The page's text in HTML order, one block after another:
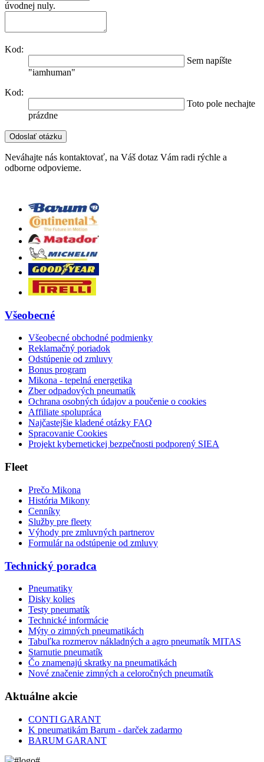
úvodnej nuly.
Kod:
Sem napíšte
"iamhuman"
Kod:
Toto pole nechajte
prázdne
Neváhajte nás kontaktovať, na Váš dotaz Vám radi rýchle a
odborne odpovieme.
Všeobecné
Všeobecné obchodné podmienky
Reklamačný poriadok
Odstúpenie od zmluvy
Bonus program
Mikona - tepelná energetika
Zber odpadových pneumatík
Ochrana osobných údajov a poučenie o cookies
Affiliate spolupráca
Najčastejšie kladené otázky FAQ
Spracovanie Cookies
Projekt kybernetickej bezpečnosti podporený SIEA
Fleet
Prečo Mikona
História Mikony
Cenníky
Služby pre fleety
Výhody pre zmluvných partnerov
Formulár na odstúpenie od zmluvy
Technický poradca
Pneumatiky
Disky kolies
Testy pneumatík
Technické informácie
Mýty o zimných pneumatikách
Tabuľka rozmerov nákladných a agro pneumatík MITAS
Starnutie pneumatík
Čo znamenajú skratky na pneumatikách
Nové značenie zimných a celoročných pneumatík
Aktuálne akcie
CONTI GARANT
K pneumatikám Barum - darček zadarmo
BARUM GARANT